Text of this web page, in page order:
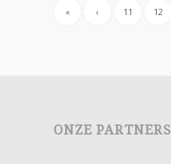
« ‹ 11 12
ONZE